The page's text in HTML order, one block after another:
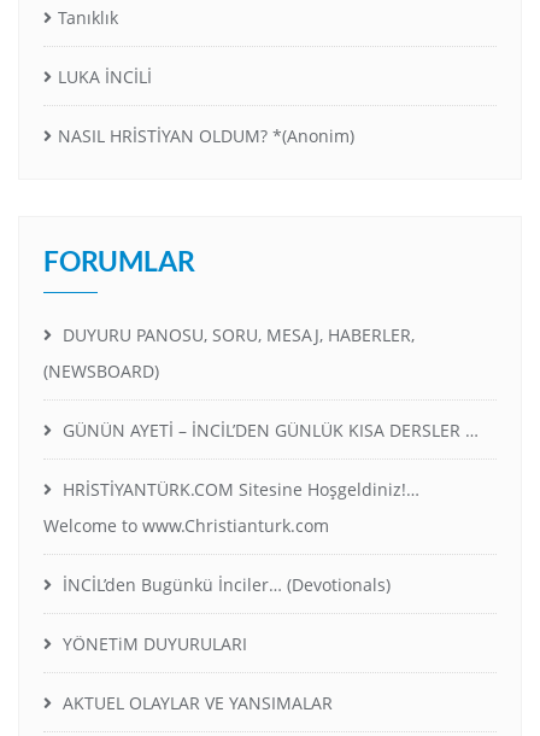
Tanıklık
LUKA İNCİLİ
NASIL HRİSTİYAN OLDUM? *(Anonim)
FORUMLAR
DUYURU PANOSU, SORU, MESAJ, HABERLER,
(NEWSBOARD)
GÜNÜN AYETİ – İNCİL’DEN GÜNLÜK KISA DERSLER …
HRİSTİYANTÜRK.COM Sitesine Hoşgeldiniz!…
Welcome to www.Christianturk.com
İNCİL’den Bugünkü İnciler… (Devotionals)
YÖNETiM DUYURULARI
AKTUEL OLAYLAR VE YANSIMALAR